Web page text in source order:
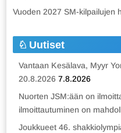
Vuoden 2027 SM-kilpailujen
Uutiset
Vantaan Kesälava, Myyr
20.8.2026 7.8.2026
Nuorten JSM:ään on
ilmoittautuminen on
Joukkueet 46.